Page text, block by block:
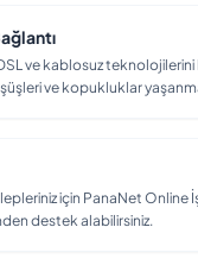
ve kablosuz
ve kopukluklar
için PanaNet
destek alabilirsiniz.